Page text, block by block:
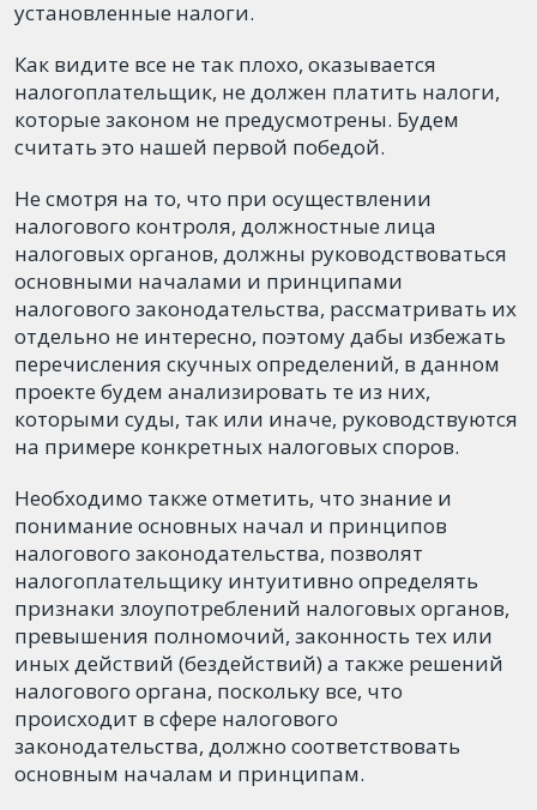
установленные налоги.
Как видите все не так плохо, оказывается
налогоплательщик, не должен платить налоги,
которые законом не предусмотрены. Будем
считать это нашей первой победой.
Не смотря на то, что при осуществлении
налогового контроля, должностные лица
налоговых органов, должны руководствоваться
основными началами и принципами
налогового законодательства, рассматривать их
отдельно не интересно, поэтому дабы избежать
перечисления скучных определений, в данном
проекте будем анализировать те из них,
которыми суды, так или иначе, руководствуются
на примере конкретных налоговых споров.
Необходимо также отметить, что знание и
понимание основных начал и принципов
налогового законодательства, позволят
налогоплательщику интуитивно определять
признаки злоупотреблений налоговых органов,
превышения полномочий, законность тех или
иных действий (бездействий) а также решений
налогового органа, поскольку все, что
происходит в сфере налогового
законодательства, должно соответствовать
основным началам и принципам.